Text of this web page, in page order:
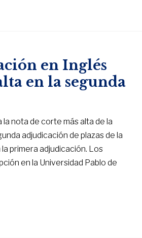
en Inglés
en la segunda
nota de corte más alta de la
adjudicación de plazas de la
primera adjudicación. Los
en la Universidad Pablo de